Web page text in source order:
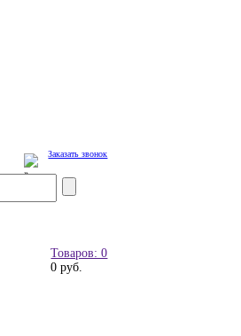
Заказать звонок
Товаров: 0
0 руб.